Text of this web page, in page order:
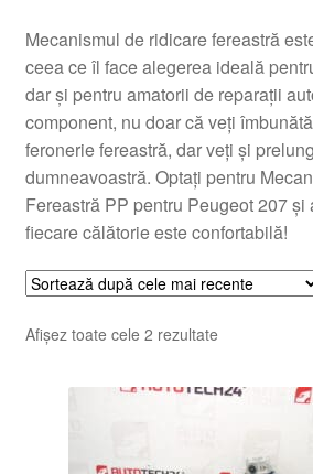
Plățile
Politică de confidențialitate
Procedura de reclamație
Termeni si conditii
Mecanismul de ridicare fereastră
ceea ce îl face alegerea ideală
dar și pentru amatorii de reparații
component, nu doar că veți
feronerie fereastră, dar veți și
dumneavoastră. Optați pentru
Fereastră PP pentru Peugeot 207 și
fiecare călătorie este confortabilă!
Afișez toate cele 2 rezultateSortat